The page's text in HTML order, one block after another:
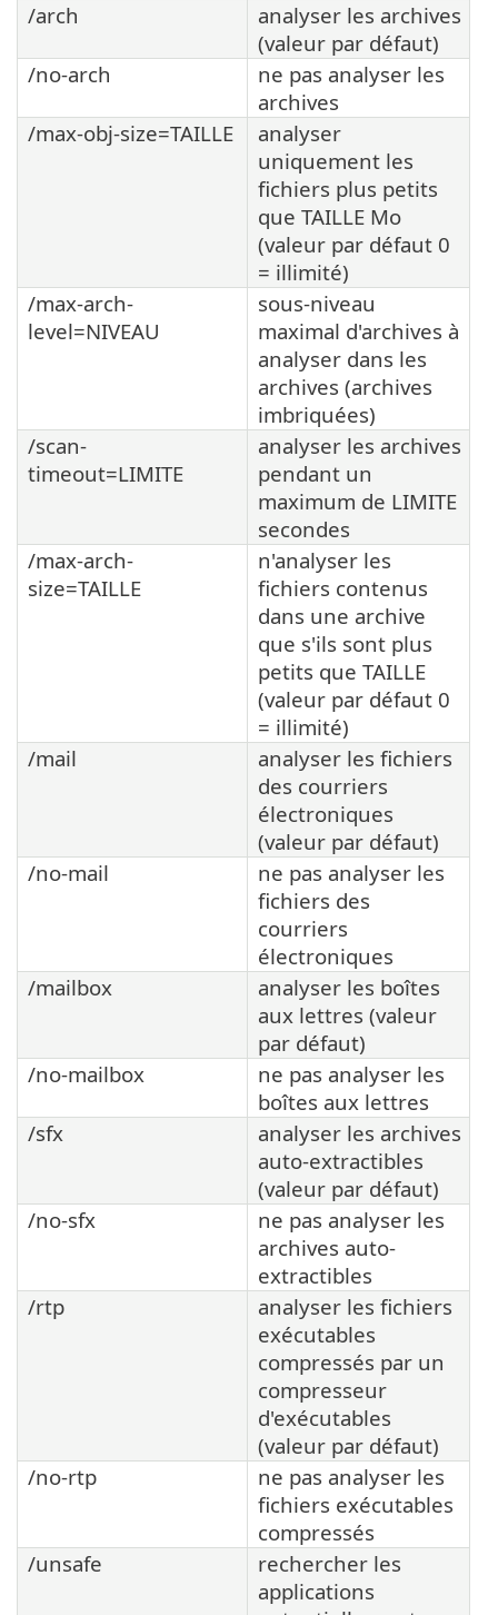
/arch
analyser les archives
(valeur par défaut)
/no-arch
ne pas analyser les
archives
/max-obj-size=TAILLE
analyser
uniquement les
fichiers plus petits
que TAILLE Mo
(valeur par défaut 0
= illimité)
/max-arch-
level=NIVEAU
sous-niveau
maximal d'archives à
analyser dans les
archives (archives
imbriquées)
/scan-
timeout=LIMITE
analyser les archives
pendant un
maximum de LIMITE
secondes
/max-arch-
size=TAILLE
n'analyser les
fichiers contenus
dans une archive
que s'ils sont plus
petits que TAILLE
(valeur par défaut 0
= illimité)
/mail
analyser les fichiers
des courriers
électroniques
(valeur par défaut)
/no-mail
ne pas analyser les
fichiers des
courriers
électroniques
/mailbox
analyser les boîtes
aux lettres (valeur
par défaut)
/no-mailbox
ne pas analyser les
boîtes aux lettres
/sfx
analyser les archives
auto-extractibles
(valeur par défaut)
/no-sfx
ne pas analyser les
archives auto-
extractibles
/rtp
analyser les fichiers
exécutables
compressés par un
compresseur
d'exécutables
(valeur par défaut)
/no-rtp
ne pas analyser les
fichiers exécutables
compressés
/unsafe
rechercher les
applications